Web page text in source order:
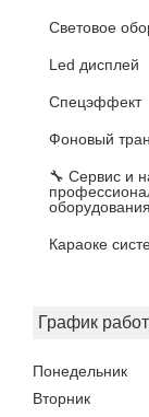
Световое
Led дисплей
Спецэффект
Фоновый
🔧 Сервис и
оборудования
Караоке
График
Понедельник
Вторник